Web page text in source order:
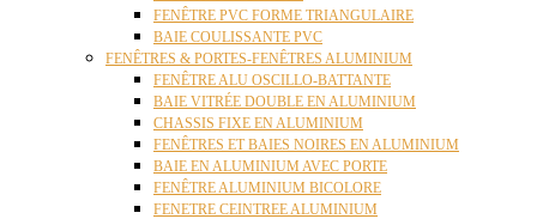
FENÊTRE PVC FORME TRIANGULAIRE
BAIE COULISSANTE PVC
FENÊTRES & PORTES-FENÊTRES ALUMINIUM
FENÊTRE ALU OSCILLO-BATTANTE
BAIE VITRÉE DOUBLE EN ALUMINIUM
CHASSIS FIXE EN ALUMINIUM
FENÊTRES ET BAIES NOIRES EN ALUMINIUM
BAIE EN ALUMINIUM AVEC PORTE
FENÊTRE ALUMINIUM BICOLORE
FENETRE CEINTREE ALUMINIUM